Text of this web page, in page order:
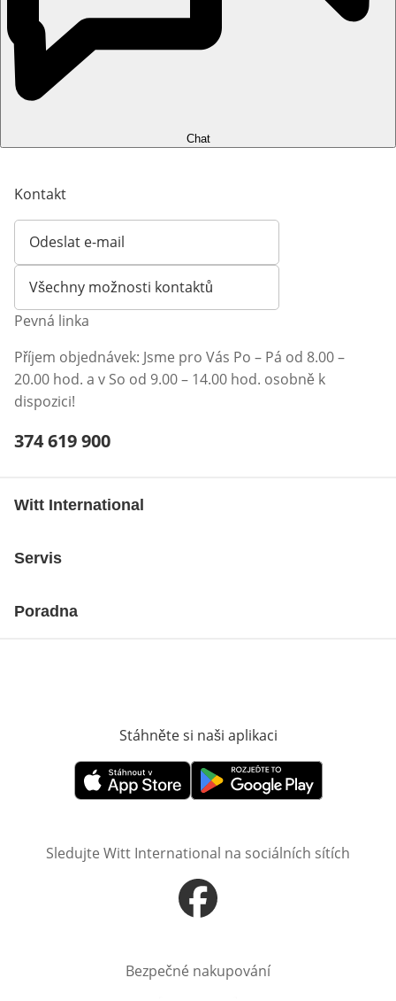
Chat
Kontakt
Odeslat e-mail
Otevírá e-mailového klienta
Všechny možnosti kontaktů
Pevná linka
Příjem objednávek: Jsme pro Vás Po – Pá od 8.00 –
20.00 hod. a v So od 9.00 – 14.00 hod. osobně k
dispozici!
Telefonní číslo:
374 619 900
Witt International
Servis
Poradna
Stáhněte si naši aplikaci
Otevře v novém okněOtevře v novém okně
Sledujte Witt International na sociálních sítích
Otevře v novém okně
Bezpečné nakupování